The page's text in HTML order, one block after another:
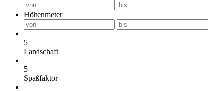
Höhenmeter
5
Landschaft
5
Spaßfaktor